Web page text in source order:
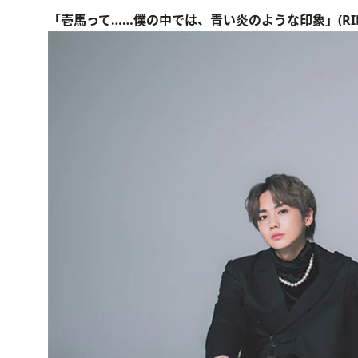
「壱馬って……僕の中では、青い炎のような印象」